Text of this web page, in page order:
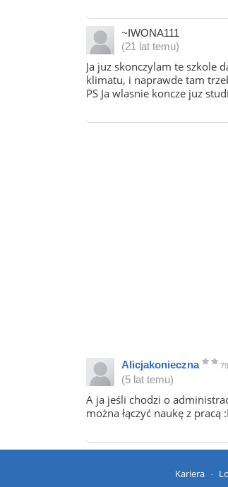
~IWONA111
(21 lat temu)
Ja juz skonczylam te szkole
klimatu, i naprawde tam
PS Ja wlasnie koncze juz
Alicjakonieczna
(5 lat temu)
A ja jeśli chodzi o
można łączyć naukę z pracą
Kariera